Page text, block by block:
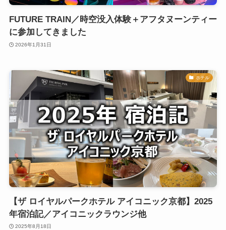
FUTURE TRAIN／時空没入体験＋アフタヌーンティー
に参加してきました
2026年1月31日
ホテル
【ザ ロイヤルパークホテル アイコニック京都】2025
年宿泊記／アイコニックラウンジ他
2025年8月18日